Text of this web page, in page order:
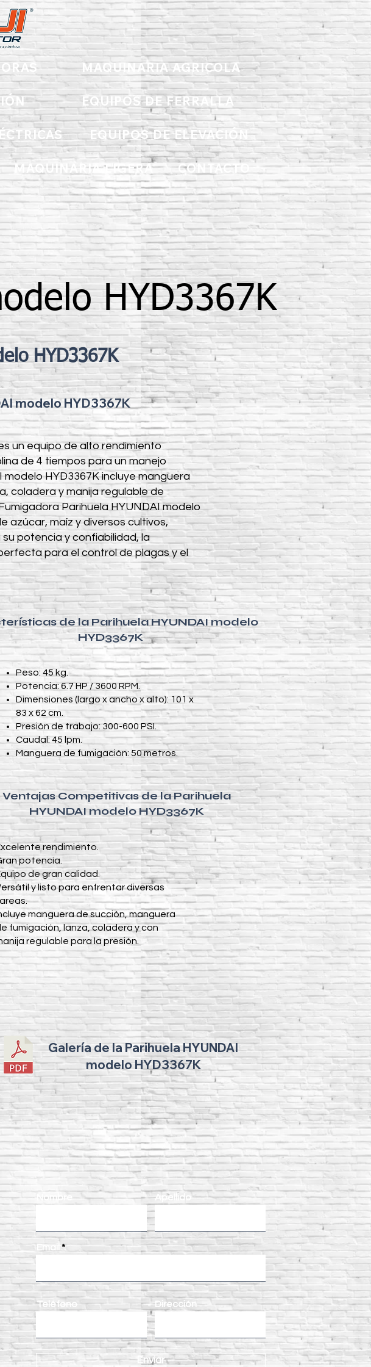
MAQUINARIA AGRICOLA
EQUIPOS DE FERRALLA
EQUIPOS DE ELEVACIÓN
MAQUINARIA LIGERA CONTACTO
HYD3367K
HYD3367K
modelo HYD3367K
un equipo de alto rendimiento
de 4 tiempos para un manejo
HYD3367K incluye manguera
coladera y manija regulable de
Parihuela HYUNDAI modelo
azúcar, maíz y diversos cultivos,
potencia y confiabilidad, la
para el control de plagas y el
de la Parihuela HYUNDAI modelo
HYD3367K
Peso: 45 kg.
Potencia: 6.7 HP / 3600 RPM.
Dimensiones (largo x ancho x alto): 101 x
83 x 62 cm.
Presión de trabajo: 300-600 PSI.
Caudal: 45 lpm.
Manguera de fumigación: 50 metros.
Ventajas Competitivas de la Parihuela
HYUNDAI modelo HYD3367K
rendimiento.
potencia.
de gran calidad.
y listo para enfrentar diversas
manguera de succión, manguera
fumigación, lanza, coladera y con
regulable para la presión.
Galería de la Parihuela HYUNDAI
modelo HYD3367K
Nombre Apellido
Email
Teléfono Dirección
Enviar